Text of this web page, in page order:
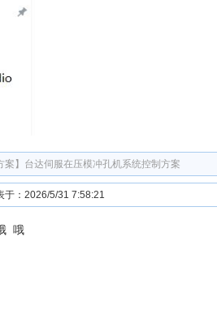
案】 台达伺服在压模冲孔机系统控制方案
于：2026/5/31 7:58:21
哦